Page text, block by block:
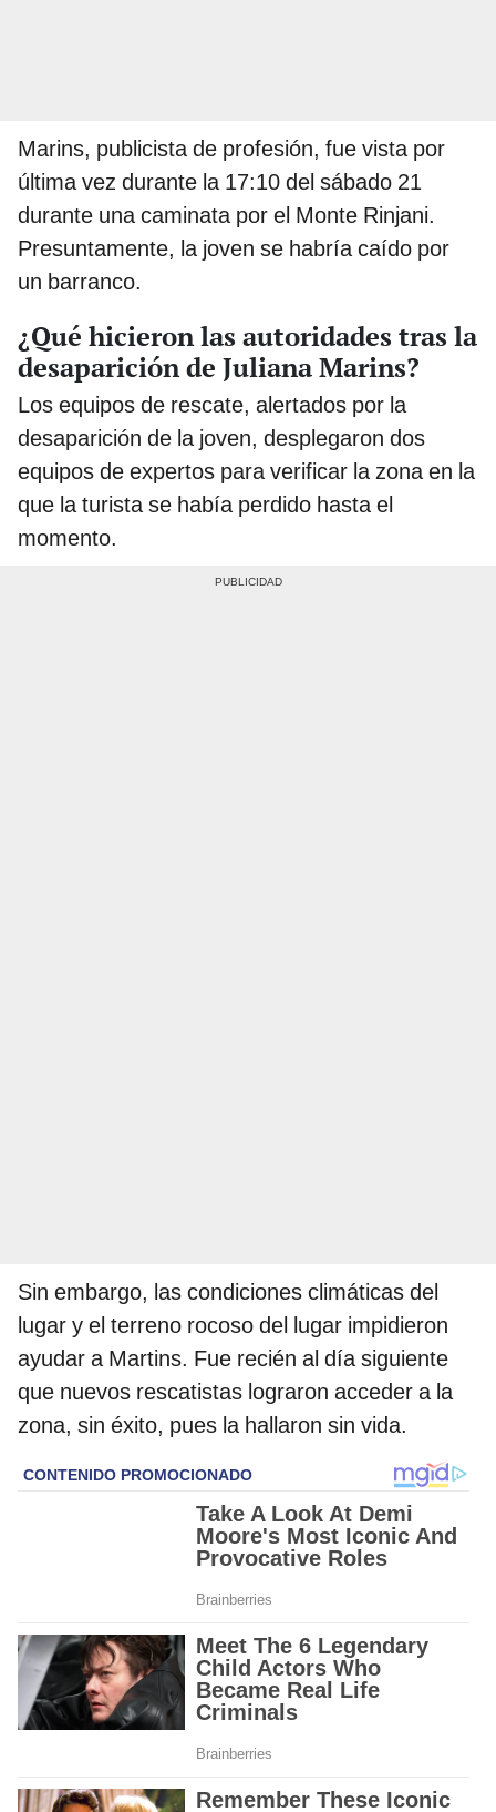
Marins, publicista de profesión, fue vista por
última vez durante la 17:10 del sábado 21
durante una caminata por el Monte Rinjani.
Presuntamente, la joven se habría caído por
un barranco.
¿Qué hicieron las autoridades tras la
desaparición de Juliana Marins?
Los equipos de rescate, alertados por la
desaparición de la joven, desplegaron dos
equipos de expertos para verificar la zona en la
que la turista se había perdido hasta el
momento.
Sin embargo, las condiciones climáticas del
lugar y el terreno rocoso del lugar impidieron
ayudar a Martins. Fue recién al día siguiente
que nuevos rescatistas lograron acceder a la
zona, sin éxito, pues la hallaron sin vida.